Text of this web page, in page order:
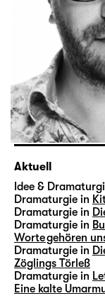
Aktuell
Idee &
Dramaturgie in
Dramaturgie in
Dramaturgie in
Worte gehören
Dramaturgie in
Zöglings Törleß
Dramaturgie in
Eine kalte